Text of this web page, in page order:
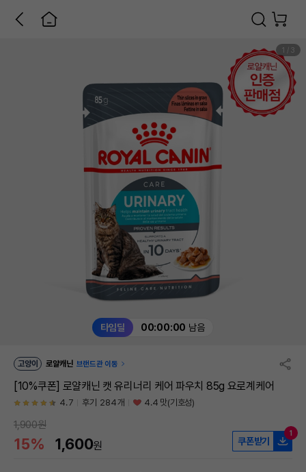
타임딜 00:00:00 남음
1 3
고양이 로얄캐닌 브랜드관 이동
[10%쿠폰] 로얄캐닌 캣 유리너리 케어 파우치 85g 요로계케어
4.7 후기 284개 4.4 맛(기호성)
1,900원
15% 1,600원 쿠폰받기
1